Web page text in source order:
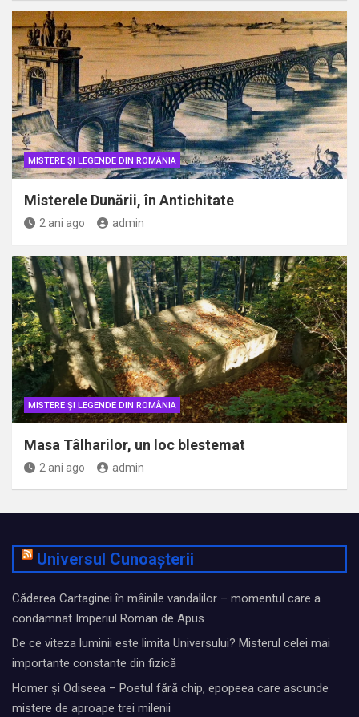
MISTERE ȘI LEGENDE DIN ROMÂNIA
Misterele Dunării, în Antichitate
2 ani ago admin
MISTERE ȘI LEGENDE DIN ROMÂNIA
Masa Tâlharilor, un loc blestemat
2 ani ago admin
Universul Cunoașterii
Căderea Cartaginei în mâinile vandalilor – momentul care a
condamnat Imperiul Roman de Apus
De ce viteza luminii este limita Universului? Misterul celei mai
importante constante din fizică
Homer și Odiseea – Poetul fără chip, epopeea care ascunde
mistere de aproape trei milenii